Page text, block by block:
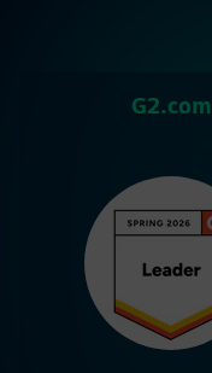
G2.com